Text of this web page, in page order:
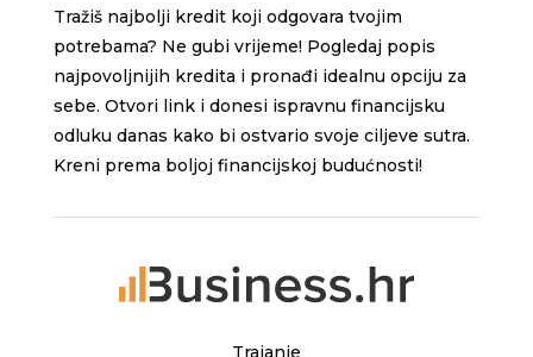
Tražiš najbolji kredit koji odgovara tvojim
potrebama? Ne gubi vrijeme! Pogledaj popis
najpovoljnijih kredita i pronađi idealnu opciju za
sebe. Otvori link i donesi ispravnu financijsku
odluku danas kako bi ostvario svoje ciljeve sutra.
Kreni prema boljoj financijskoj budućnosti!
Trajanje